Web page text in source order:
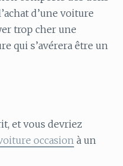
d’une voiture
trop cher une
qui s’avérera être un
et vous devriez
occasion à un